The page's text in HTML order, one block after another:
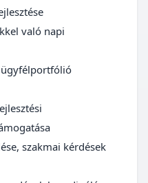
való napi
szakmai kérdések